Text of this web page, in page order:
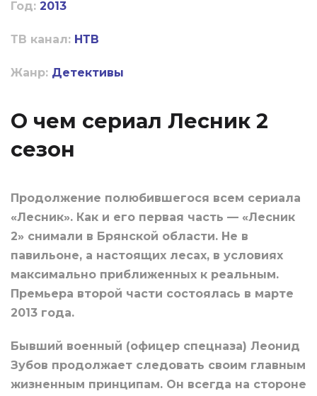
Год: 2013
ТВ канал: НТВ
Жанр: Детективы
О чем сериал Лесник 2
сезон
Продолжение полюбившегося всем сериала
«Лесник». Как и его первая часть — «Лесник
2» снимали в Брянской области. Не в
павильоне, а настоящих лесах, в условиях
максимально приближенных к реальным.
Премьера второй части состоялась в марте
2013 года.
Бывший военный (офицер спецназа) Леонид
Зубов продолжает следовать своим главным
жизненным принципам. Он всегда на стороне